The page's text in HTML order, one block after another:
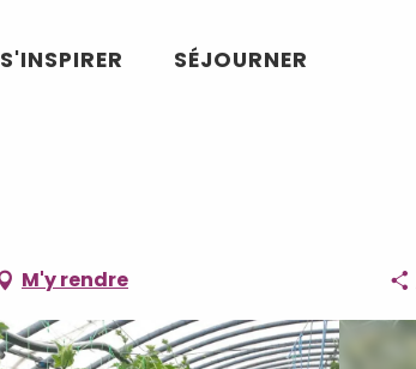
S'INSPIRER SÉJOURNER
M'y rendre